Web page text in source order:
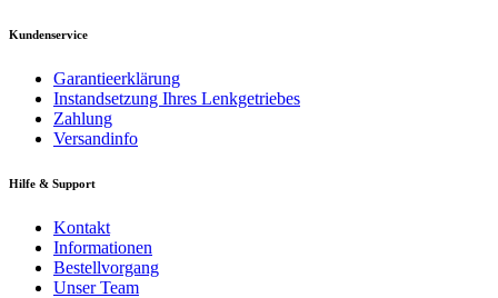
Kundenservice
Garantieerklärung
Instandsetzung Ihres Lenkgetriebes
Zahlung
Versandinfo
Hilfe & Support
Kontakt
Informationen
Bestellvorgang
Unser Team